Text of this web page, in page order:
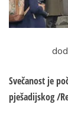
Svečanost je
pješadijskog /